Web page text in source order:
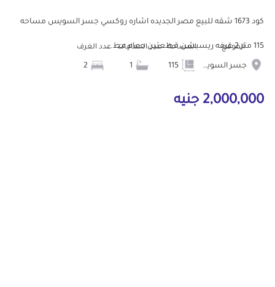
كود 1673 شقه للبيع مصر الجديده اشاره روكسي جسر السويس مساحه
115 متر 2 غرفه ريسبشن قطعتين حمام مط... الموقع
جسر السويس
المساحة عدد الحمامات عدد الغرف
2,000,000 جنيه